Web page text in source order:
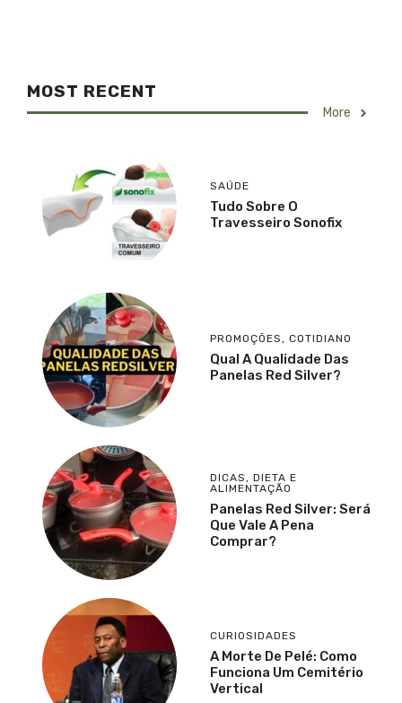
MOST RECENT
More
SAÚDE
Tudo Sobre O
Travesseiro Sonofix
PROMOÇÕES , COTIDIANO
Qual A Qualidade Das
Panelas Red Silver?
DICAS , DIETA E
ALIMENTAÇÃO
Panelas Red Silver: Será
Que Vale A Pena
Comprar?
CURIOSIDADES
A Morte De Pelé: Como
Funciona Um Cemitério
Vertical